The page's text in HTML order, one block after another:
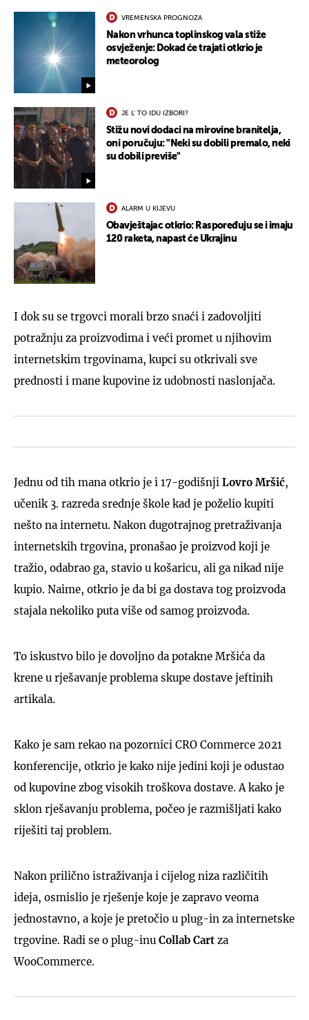
VREMENSKA PROGNOZA
Nakon vrhunca toplinskog vala stiže
osvježenje: Dokad će trajati otkrio je
meteorolog
JE L' TO IDU IZBORI?
Stižu novi dodaci na mirovine branitelja,
oni poručuju: "Neki su dobili premalo, neki
su dobili previše"
ALARM U KIJEVU
Obavještajac otkrio: Raspoređuju se i imaju
120 raketa, napast će Ukrajinu
I dok su se trgovci morali brzo snaći i zadovoljiti
potražnju za proizvodima i veći promet u njihovim
internetskim trgovinama, kupci su otkrivali sve
prednosti i mane kupovine iz udobnosti naslonjača.
Jednu od tih mana otkrio je i 17-godišnji Lovro Mršić,
učenik 3. razreda srednje škole kad je poželio kupiti
nešto na internetu. Nakon dugotrajnog pretraživanja
internetskih trgovina, pronašao je proizvod koji je
tražio, odabrao ga, stavio u košaricu, ali ga nikad nije
kupio. Naime, otkrio je da bi ga dostava tog proizvoda
stajala nekoliko puta više od samog proizvoda.
To iskustvo bilo je dovoljno da potakne Mršića da
krene u rješavanje problema skupe dostave jeftinih
artikala.
Kako je sam rekao na pozornici CRO Commerce 2021
konferencije, otkrio je kako nije jedini koji je odustao
od kupovine zbog visokih troškova dostave. A kako je
sklon rješavanju problema, počeo je razmišljati kako
riješiti taj problem.
Nakon prilično istraživanja i cijelog niza različitih
ideja, osmislio je rješenje koje je zapravo veoma
jednostavno, a koje je pretočio u plug-in za internetske
trgovine. Radi se o plug-inu Collab Cart za
WooCommerce.